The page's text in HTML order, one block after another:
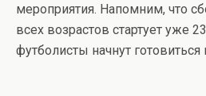
мероприятия. Напомним, что
всех возрастов стартует уже
футболисты начнут